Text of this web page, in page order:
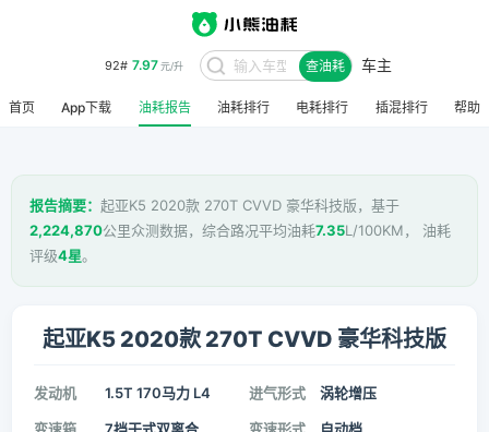
92# 7.97元/升 查油耗 车主
首页 App下载 油耗报告 油耗排行 电耗排行 插混排行 帮助
报告摘要： 起亚K5 2020款 270T CVVD 豪华科技版，基于
2,224,870公里众测数据，综合路况平均油耗7.35L/100KM， 油耗
评级4星。
起亚K5 2020款 270T CVVD 豪华科技版
发动机 1.5T 170马力 L4 进气形式 涡轮增压